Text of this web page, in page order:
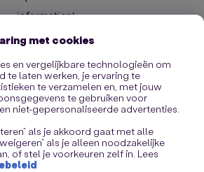
information).
met cookies
en vergelijkbare technologieën om
te laten werken, je ervaring te
te verzamelen en, met jouw
te gebruiken voor
niet-gepersonaliseerde advertenties.
als je akkoord gaat met alle
als je alleen noodzakelijke
of stel je voorkeuren zelf in. Lees